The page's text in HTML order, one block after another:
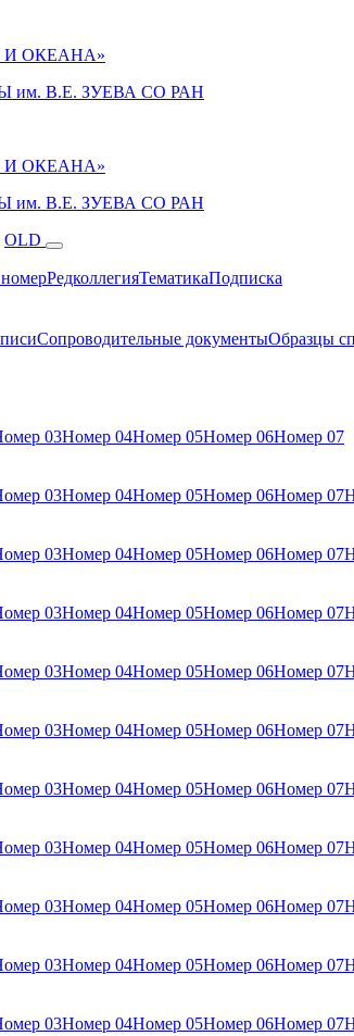
ОКЕАНА»
В.Е. ЗУЕВА СО РАН
ОКЕАНА»
им. В.Е. ЗУЕВА СО РАН
OLD
РедколлегияТематикаПодписка
Сопроводительные документыОбразцы
03Номер 04Номер 05Номер 06Номер 07
03Номер 04Номер 05Номер 06Номер 07
03Номер 04Номер 05Номер 06Номер 07
03Номер 04Номер 05Номер 06Номер 07
03Номер 04Номер 05Номер 06Номер 07
03Номер 04Номер 05Номер 06Номер 07
03Номер 04Номер 05Номер 06Номер 07
03Номер 04Номер 05Номер 06Номер 07
03Номер 04Номер 05Номер 06Номер 07
03Номер 04Номер 05Номер 06Номер 07
03Номер 04Номер 05Номер 06Номер 07